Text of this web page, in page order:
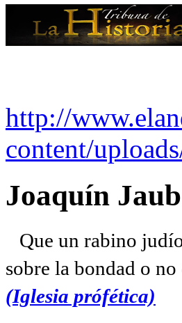
http://
content/
Joaquín
Que un rabino
sobre la bondad o
(Iglesia prófética)